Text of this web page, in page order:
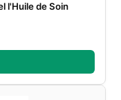
l'Huile de Soin